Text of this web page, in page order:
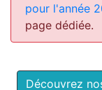
pour l'année
page dédiée.
Découvrez